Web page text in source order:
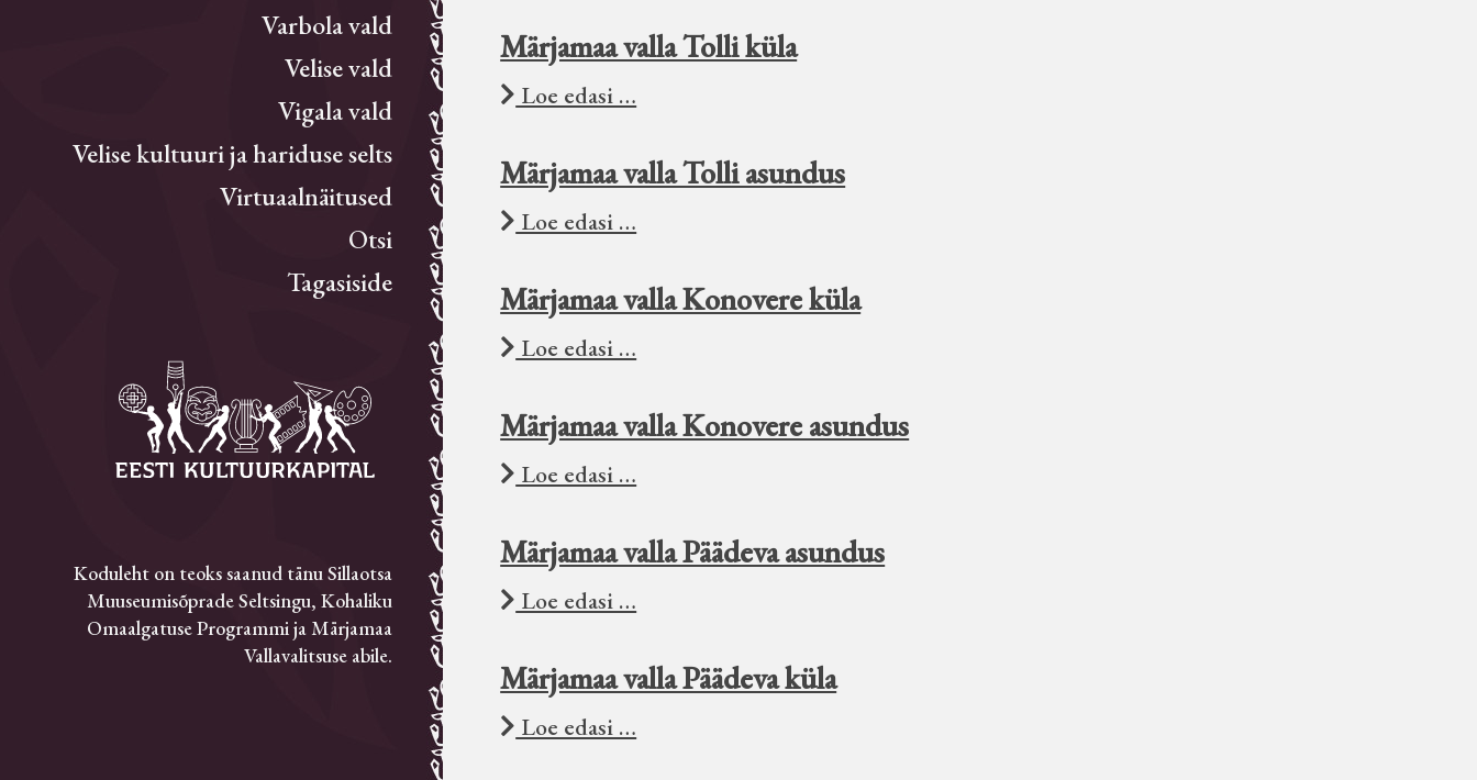
Varbola vald
Velise vald
Vigala vald
Velise kultuuri ja hariduse selts
Virtuaalnäitused
Otsi
Tagasiside
Koduleht on teoks saanud tänu Sillaotsa
Muuseumisõprade Seltsingu, Kohaliku
Omaalgatuse Programmi ja Märjamaa
Vallavalitsuse abile.
Märjamaa valla Tolli küla
Loe edasi …
Märjamaa valla Tolli asundus
Loe edasi …
Märjamaa valla Konovere küla
Loe edasi …
Märjamaa valla Konovere asundus
Loe edasi …
Märjamaa valla Päädeva asundus
Loe edasi …
Märjamaa valla Päädeva küla
Loe edasi …